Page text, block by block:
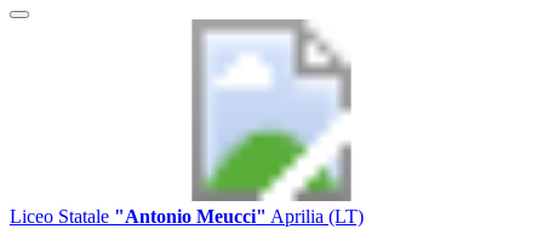
Liceo Statale "Antonio Meucci" Aprilia (LT)